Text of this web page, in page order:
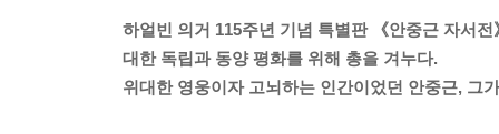
하얼빈 의거 115주년 기념 특별판 《안중근 자서전
대한 독립과 동양 평화를 위해 총을 겨누다.
위대한 영웅이자 고뇌하는 인간이었던 안중근, 그